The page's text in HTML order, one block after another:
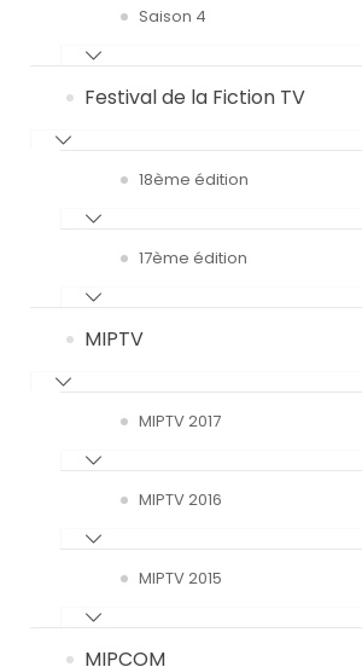
Saison 4
Festival de la Fiction TV
18ème édition
17ème édition
MIPTV
MIPTV 2017
MIPTV 2016
MIPTV 2015
MIPCOM